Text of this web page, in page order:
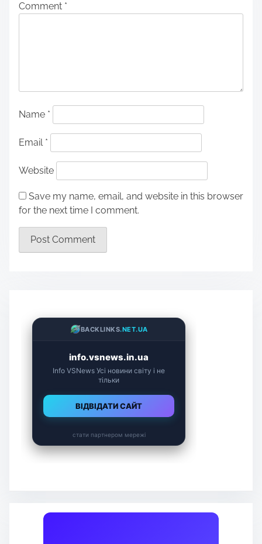
Comment *
Name *
Email *
Website
Save my name, email, and website in this browser
for the next time I comment.